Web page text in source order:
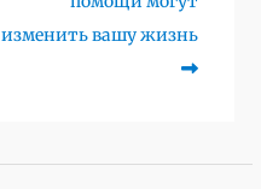
изменить вашу жизнь